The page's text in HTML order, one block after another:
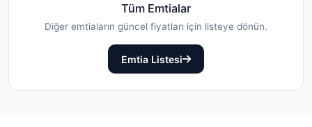
Tüm Emtialar
Diğer emtiaların güncel fiyatları için listeye dönün.
Emtia Listesi